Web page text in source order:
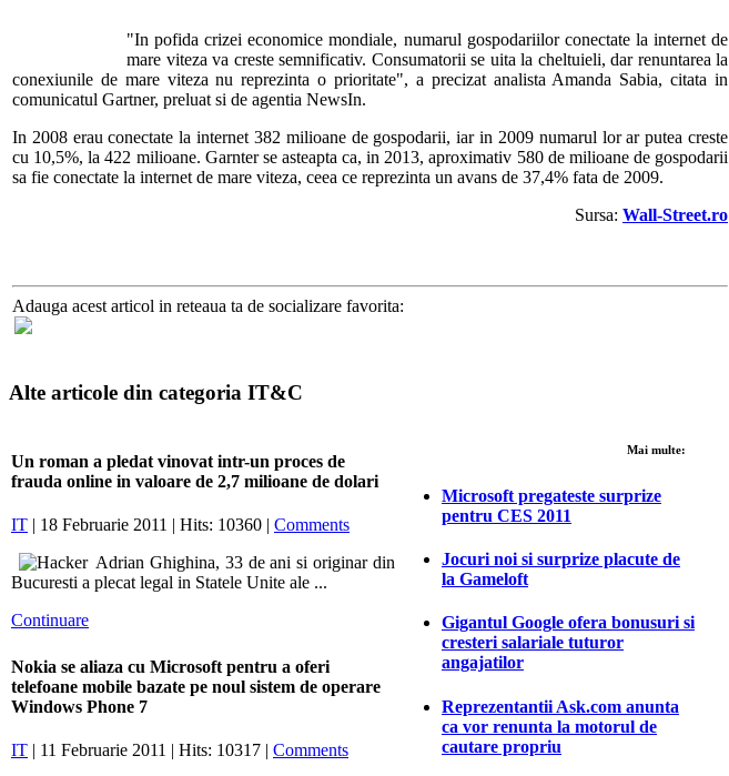
"In pofida crizei economice mondiale, numarul gospodariilor conectate la internet de
mare viteza va creste semnificativ. Consumatorii se uita la cheltuieli, dar renuntarea la
conexiunile de mare viteza nu reprezinta o prioritate", a precizat analista Amanda Sabia, citata in
comunicatul Gartner, preluat si de agentia NewsIn.
In 2008 erau conectate la internet 382 milioane de gospodarii, iar in 2009 numarul lor ar putea creste
cu 10,5%, la 422 milioane. Garnter se asteapta ca, in 2013, aproximativ 580 de milioane de gospodarii
sa fie conectate la internet de mare viteza, ceea ce reprezinta un avans de 37,4% fata de 2009.
Sursa: Wall-Street.ro
Adauga acest articol in reteaua ta de socializare favorita:
Alte articole din categoria IT&C
Un roman a pledat vinovat intr-un proces de
frauda online in valoare de 2,7 milioane de dolari
IT | 18 Februarie 2011 | Hits: 10360 | Comments
Adrian Ghighina, 33 de ani si originar din
Bucuresti a plecat legal in Statele Unite ale ...
Continuare
Nokia se aliaza cu Microsoft pentru a oferi
telefoane mobile bazate pe noul sistem de operare
Windows Phone 7
IT | 11 Februarie 2011 | Hits: 10317 | Comments
Mai multe:
Microsoft pregateste surprize
pentru CES 2011
Jocuri noi si surprize placute de
la Gameloft
Gigantul Google ofera bonusuri si
cresteri salariale tuturor
angajatilor
Reprezentantii Ask.com anunta
ca vor renunta la motorul de
cautare propriu